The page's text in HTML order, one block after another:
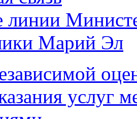
линии
Марий Эл